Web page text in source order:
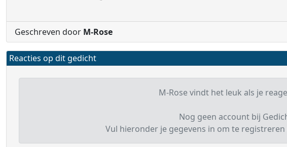
Geschreven door M-Rose
Reacties op dit gedicht
M-Rose vindt het leuk als je
Nog geen account bij
Vul hieronder je gegevens in om te